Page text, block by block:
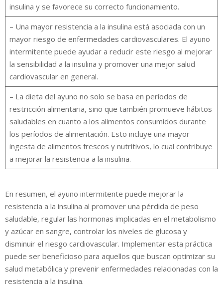
insulina y se favorece su correcto funcionamiento.
– Una mayor resistencia a la insulina está asociada con un
mayor riesgo de enfermedades cardiovasculares. El ayuno
intermitente puede ayudar a reducir este riesgo al mejorar
la sensibilidad a la insulina y promover una mejor salud
cardiovascular en general.
– La dieta del ayuno no solo se basa en períodos de
restricción alimentaria, sino que también promueve hábitos
saludables en cuanto a los alimentos consumidos durante
los períodos de alimentación. Esto incluye una mayor
ingesta de alimentos frescos y nutritivos, lo cual contribuye
a mejorar la resistencia a la insulina.
En resumen, el ayuno intermitente puede mejorar la
resistencia a la insulina al promover una pérdida de peso
saludable, regular las hormonas implicadas en el metabolismo
y azúcar en sangre, controlar los niveles de glucosa y
disminuir el riesgo cardiovascular. Implementar esta práctica
puede ser beneficioso para aquellos que buscan optimizar su
salud metabólica y prevenir enfermedades relacionadas con la
resistencia a la insulina.